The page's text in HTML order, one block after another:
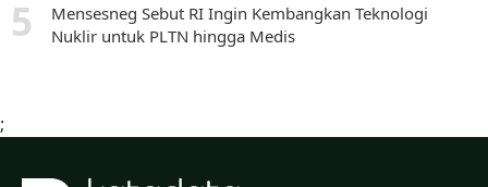
Mensesneg Sebut RI Ingin Kembangkan Teknologi
Nuklir untuk PLTN hingga Medis
;